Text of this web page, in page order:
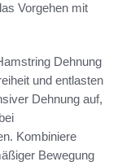
Vorgehen mit
Dehnung
und entlasten
Dehnung auf,
Kombiniere
Bewegung